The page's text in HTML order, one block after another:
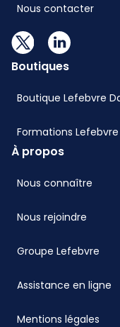
Nous contacter
Boutiques
Boutique Lefebvre
Formations Lefebvre
À propos
Nous connaître
Nous rejoindre
Groupe Lefebvre
Assistance en ligne
Mentions légales